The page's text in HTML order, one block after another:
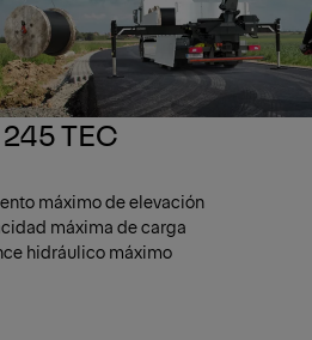
TEC
máximo de elevación
máxima de carga
hidráulico máximo